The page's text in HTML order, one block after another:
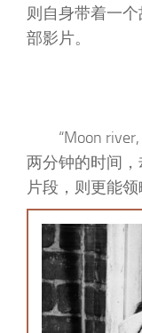
则自身带着一
部影片。
“Moon
两分钟的时间
片段，则更能领